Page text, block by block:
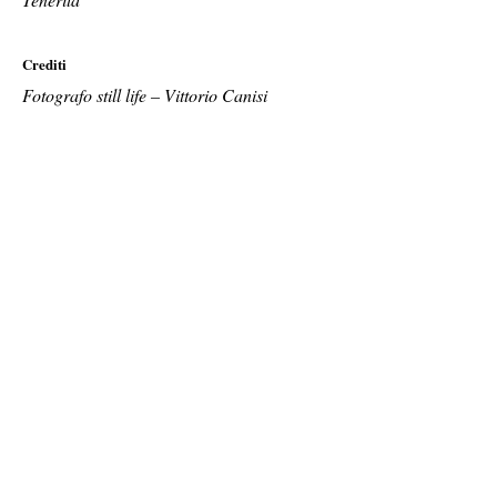
Crediti
Fotografo still life – Vittorio Canisi